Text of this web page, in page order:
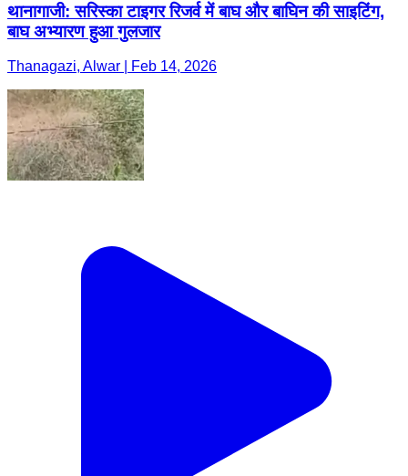
थानागाजी: सरिस्का टाइगर रिजर्व में बाघ और बाघिन की साइटिंग,
बाघ अभ्यारण हुआ गुलजार
Thanagazi, Alwar | Feb 14, 2026